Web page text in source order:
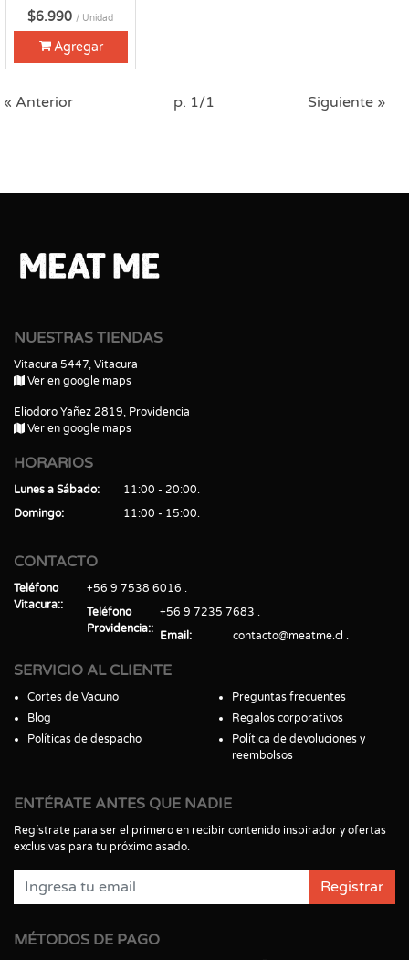
$6.990 / Unidad
Agregar
« Anterior p. 1/1 Siguiente »
NUESTRAS TIENDAS
Vitacura 5447, Vitacura
Ver en google maps
Eliodoro Yañez 2819, Providencia
Ver en google maps
HORARIOS
Lunes a Sábado
11:00 - 20:00
Domingo
11:00 - 15:00
CONTACTO
Teléfono
Vitacura:
+56 9 7538 6016
Teléfono
Providencia:
+56 9 7235 7683
Email
contacto@meatme.cl
SERVICIO AL CLIENTE
Cortes de Vacuno
Blog
Políticas de despacho
Preguntas frecuentes
Regalos corporativos
Política de devoluciones y
reembolsos
ENTÉRATE ANTES QUE NADIE
Regístrate para ser el primero en recibir contenido inspirador y ofertas
exclusivas para tu próximo asado.
Registrar
MÉTODOS DE PAGO